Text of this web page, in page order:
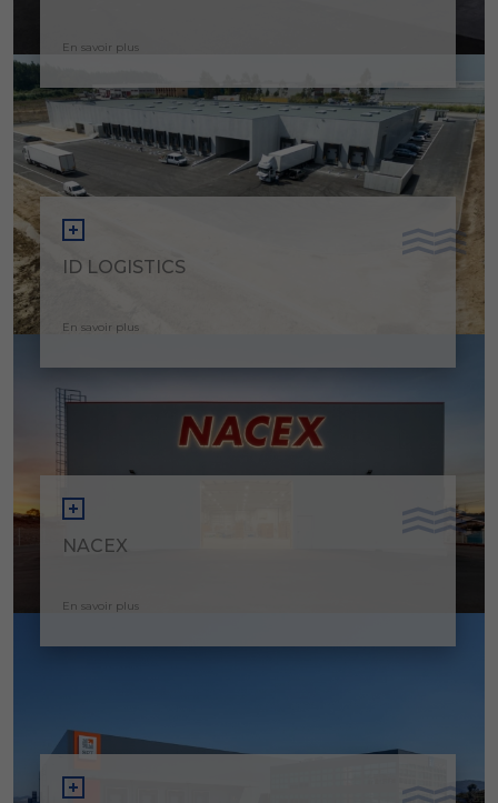
En savoir plus
ID LOGISTICS
En savoir plus
NACEX
En savoir plus